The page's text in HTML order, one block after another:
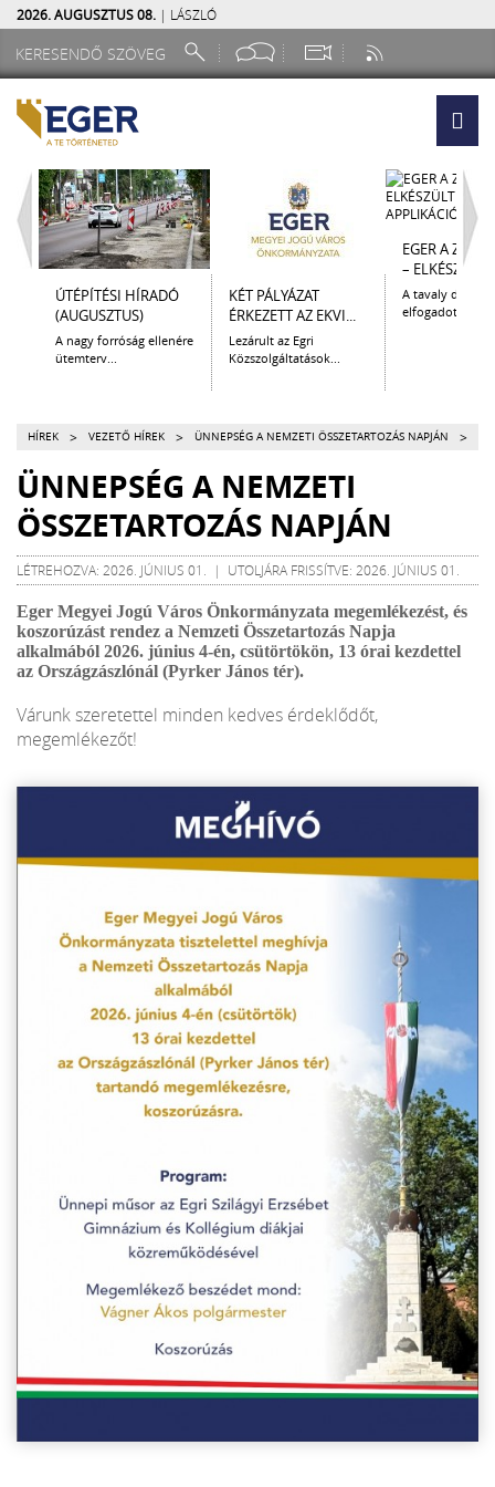
2026. AUGUSZTUS 08. | LÁSZLÓ
ÚTÉPÍTÉSI HÍRADÓ
(AUGUSZTUS)
A nagy forróság ellenére
ütemterv...
KÉT PÁLYÁZAT
ÉRKEZETT AZ EKVI...
Lezárult az Egri
Közszolgáltatások...
EGER A
– ELKÉSZÜLT
A tavaly
elfogadott
HÍREK > VEZETŐ HÍREK > ÜNNEPSÉG A NEMZETI ÖSSZETARTOZÁS NAPJÁN >
ÜNNEPSÉG A NEMZETI
ÖSSZETARTOZÁS NAPJÁN
LÉTREHOZVA: 2026. JÚNIUS 01. | UTOLJÁRA FRISSÍTVE: 2026. JÚNIUS 01.
Eger Megyei Jogú Város Önkormányzata megemlékezést, és
koszorúzást rendez a Nemzeti Összetartozás Napja
alkalmából 2026. június 4-én, csütörtökön, 13 órai kezdettel
az Országzászlónál (Pyrker János tér).
Várunk szeretettel minden kedves érdeklődőt,
megemlékezőt!